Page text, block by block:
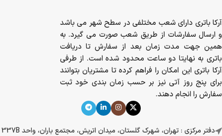
آرکا باتری دارای شعب مختلفی در سطح شهر می باشد
و ارسال سفارشات از طریق شعب صورت می گیرد. به
همین جهت مدت زمان بعد از سفارش تا دریافت
باتری به نهایتا دو ساعت محدود شده است. از طرفی
آرکا باتری این امکان را فراهم کرده تا مشتریان بتوانند
برای پنج روز آتی نیز بر حسب زمان بندی خود ثبت
سفارش را انجام دهند.
دفتر مرکزی : تهران، شهرک گلستان، میدان اتریش، مجتمع باران، واحد 337B